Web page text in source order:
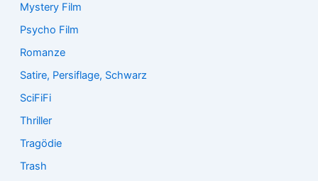
Mystery Film
Psycho Film
Romanze
Satire, Persiflage, Schwarz
SciFiFi
Thriller
Tragödie
Trash